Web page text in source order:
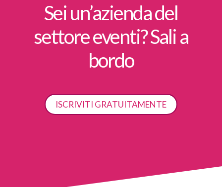
Sei un’azienda del
settore eventi? Sali a
bordo
ISCRIVITI GRATUITAMENTE